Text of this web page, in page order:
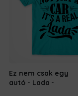
Ez nem csak egy
autó - Lada